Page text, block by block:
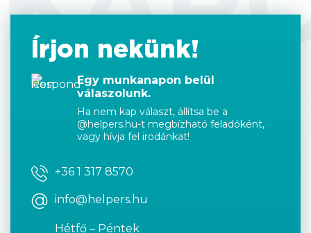
Írjon nekünk!
Egy munkanapon belül
válaszolunk.
Ha nem kap választ, állítsa be a
@helpers.hu-t megbízható feladóként,
vagy hívja fel irodánkat!
+36 1 317 8570
info@helpers.hu
Hétfő – Péntek